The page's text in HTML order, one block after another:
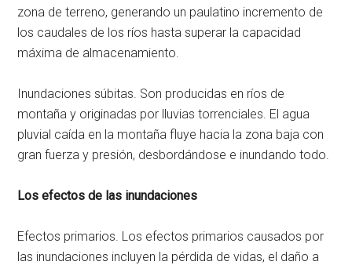
zona de terreno, generando un paulatino incremento de
los caudales de los ríos hasta superar la capacidad
máxima de almacenamiento.
Inundaciones súbitas. Son producidas en ríos de
montaña y originadas por lluvias torrenciales. El agua
pluvial caída en la montaña fluye hacia la zona baja con
gran fuerza y presión, desbordándose e inundando todo.
Los efectos de las inundaciones
Efectos primarios. Los efectos primarios causados por
las inundaciones incluyen la pérdida de vidas, el daño a